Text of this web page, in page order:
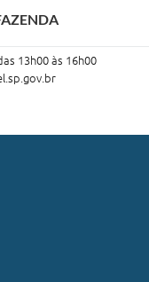
13h00 às 16h00